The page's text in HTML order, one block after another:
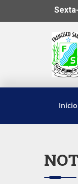
Início